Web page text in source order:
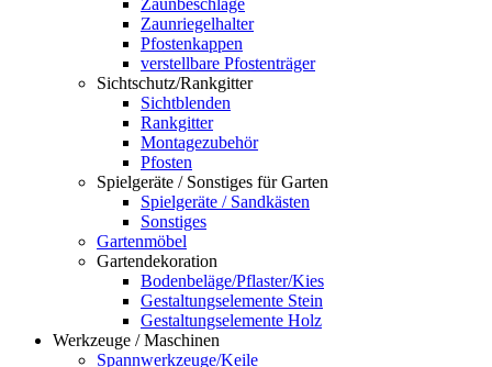
Zaunbeschläge
Zaunriegelhalter
Pfostenkappen
verstellbare Pfostenträger
Sichtschutz/Rankgitter
Sichtblenden
Rankgitter
Montagezubehör
Pfosten
Spielgeräte / Sonstiges für Garten
Spielgeräte / Sandkästen
Sonstiges
Gartenmöbel
Gartendekoration
Bodenbeläge/Pflaster/Kies
Gestaltungselemente Stein
Gestaltungselemente Holz
Werkzeuge / Maschinen
Spannwerkzeuge/Keile